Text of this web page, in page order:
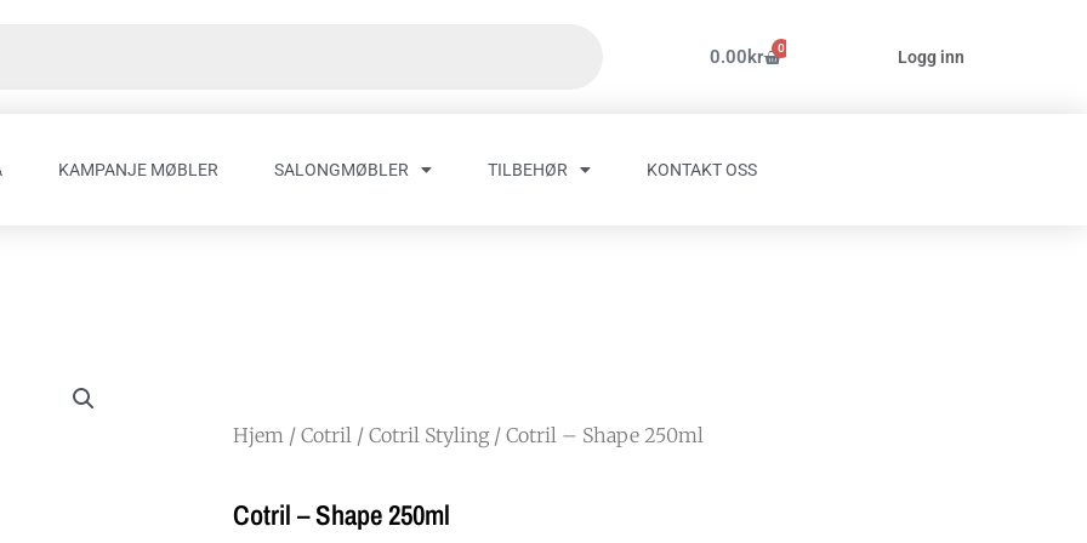
0.00kr 0
Handlekurv Logg inn
KAMPANJE MØBLER SALONGMØBLER TILBEHØR KONTAKT OSS
Hjem / Cotril / Cotril Styling/ Cotril – Shape 250ml
Cotril – Shape 250ml